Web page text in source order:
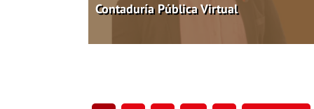
Contaduría Pública Virtual